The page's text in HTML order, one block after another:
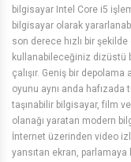
bilgisayar Intel Core i5
bilgisayar olarak
son derece hızlı bir
kullanabileceğiniz dizüstü
çalışır. Geniş bir
oyunu aynı anda
taşınabilir bilgisayar, film
olanağı yaratan modern
İnternet üzerinden video
yansıtan ekran, parlamaya